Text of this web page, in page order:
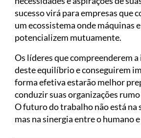
sucesso virá para empresas que
um ecossistema onde máquinas
potencializem mutuamente.
Os líderes que compreenderem
deste equilíbrio e conseguirem
forma efetiva estarão melhor
conduzir suas organizações rumo
O futuro do trabalho não está na
mas na sinergia entre o humano